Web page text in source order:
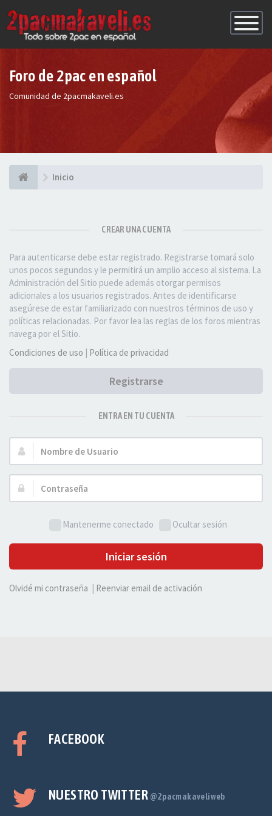
de
Foro de 2pac en español
Comunidad de 2pacmakaveli.es
Inicio
CREAR UNA CUENTA
Para autenticarse debe estar registrado. Registrarse tomará solo
unos pocos segundos y le permitirá un amplio acceso al sistema. La
Administración del Sitio puede además otorgar permisos
adicionales a los usuarios registrados. Antes de identificarse
asegúrese de estar familiarizado con nuestros términos de uso y
políticas relacionadas. Por favor lea las reglas de los foros mientras
navega por el Sitio.
Condiciones de uso | Política de privacidad
Registrarse
ENTRA EN TU CUENTA
Nombre
de
Usuario:
Contraseña:
Mantenerme conectado Ocultar sesión
Iniciar sesión
Olvidé mi contraseña Reenviar email de activación
FACEBOOK
NUESTRO TWITTER @2pacmakaveliweb